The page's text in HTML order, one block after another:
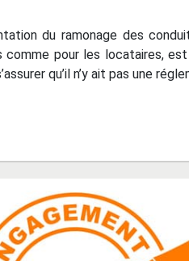
du ramonage des
comme pour les locataires,
qu’il n’y ait pas une